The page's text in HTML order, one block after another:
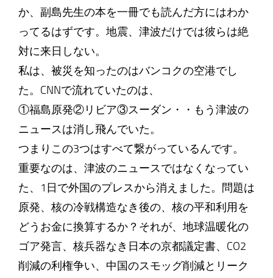
か、副島先生の本を一冊でも読んだ方にはわか
ってるはずです。地震、津波だけでは彼らは絶
対に来日しない。
私は、被災を知ったのはバンコクの空港でし
た。CNNで流れていたのは、
①福島原発②リビア③スーダン・・もう津波の
ニュースは消し飛んでいた。
つまりこの3つはすべて繋がっているんです。
重要なのは、津波のニュースではなくなってい
た、1日で外国のプレスから消えました。問題は
原発、核の冷戦構造なき後の、核の平和利用を
どうお金に換算するか？それが、地球温暖化の
ゴア発言、核兵器なき日本の京都議定書、CO2
削減の利権争い、中国のスモッグ削減とリーク